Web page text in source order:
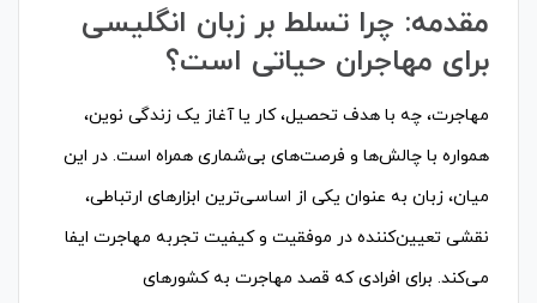
مقدمه: چرا تسلط بر زبان انگلیسی
برای مهاجران حیاتی است؟
مهاجرت، چه با هدف تحصیل، کار یا آغاز یک زندگی نوین،
همواره با چالش‌ها و فرصت‌های بی‌شماری همراه است. در این
میان، زبان به عنوان یکی از اساسی‌ترین ابزارهای ارتباطی،
نقشی تعیین‌کننده در موفقیت و کیفیت تجربه مهاجرت ایفا
می‌کند. برای افرادی که قصد مهاجرت به کشورهای